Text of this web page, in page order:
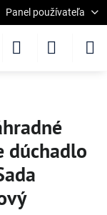
Panel používateľa
dúchadlo